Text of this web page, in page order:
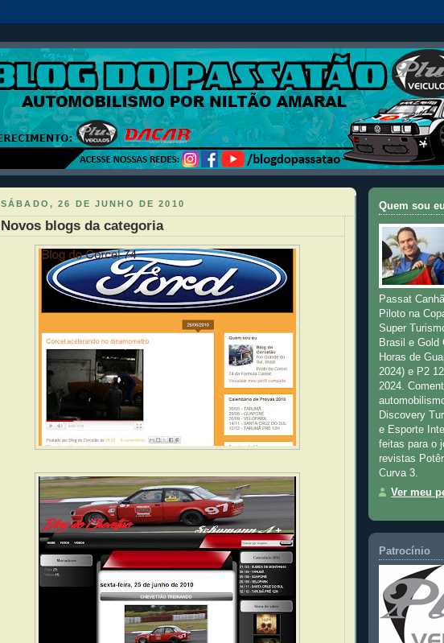
SÁBADO, 26 DE JUNHO DE 2010
Novos blogs da categoria
Quem sou
Passat
Piloto na
Super
Brasil e
Horas de
2024) e P2
2024.
Discovery
e Esporte
feitas para o
revistas
Curva 3.
Ver meu
Patrocínio